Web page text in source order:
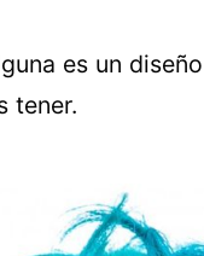
es un
tener.